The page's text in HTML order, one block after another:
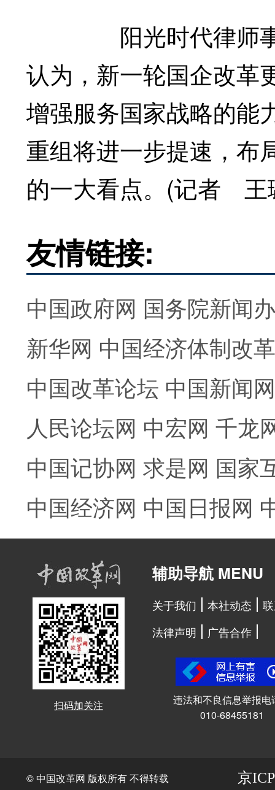
阳光时代律师事务
认为，新一轮国企改革
增强服务国家战略的能
重组将进一步提速，布
的一大看点。(记者 王
友情链接:
中国政府网 国务院新闻
新华网 中国经济体制改
中国改革论坛 中国新闻网
人民论坛网 中宏网 千龙
中国记协网 求是网 国家
中国经济网 中国日报网
扫码加关注
辅助导航 MENU
关于我们 本社动态
法律声明
广告合作
违法和不良信息举报电
010-68455181
© 中国改革网 版权所有 不得转载 京